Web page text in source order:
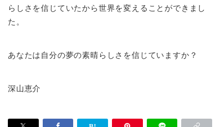
らしさを信じていたから世界を変えることができまし
た。
あなたは自分の夢の素晴らしさを信じていますか？
深山恵介